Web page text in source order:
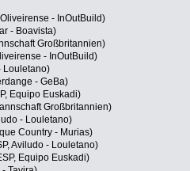
- InOutBuild)
- Boavista)
Großbritannien)
- InOutBuild)
Louletano)
- GeBa)
Equipo Euskadi)
Großbritannien)
- Louletano)
Country - Murias)
Aviludo - Louletano)
Equipo Euskadi)